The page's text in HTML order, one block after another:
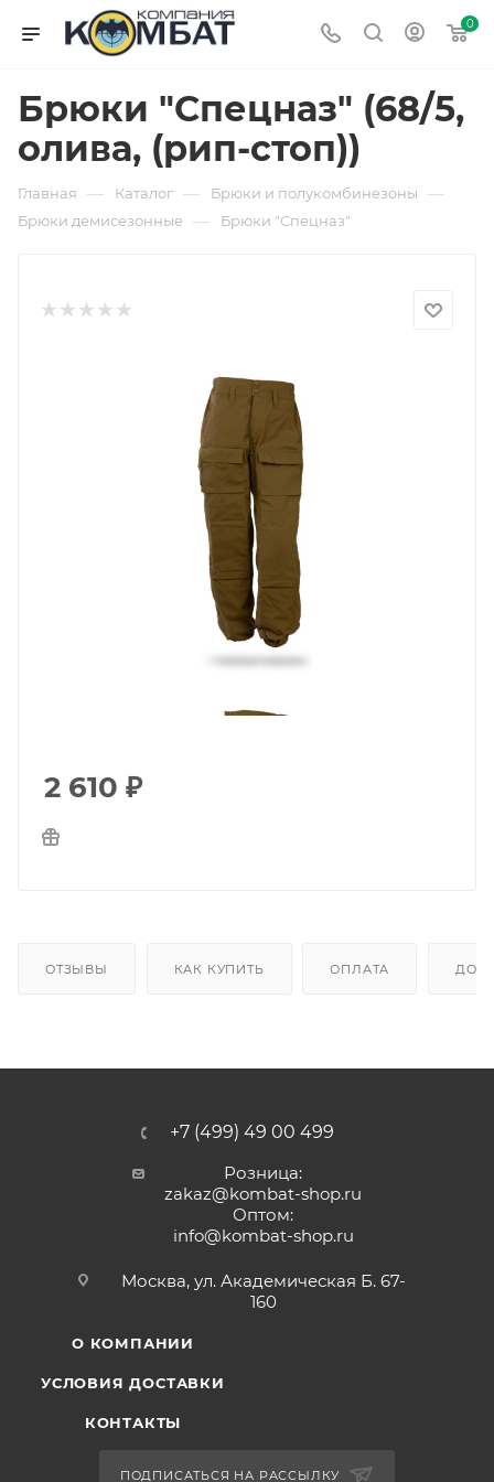
0
Брюки "Спецназ" (68/5,
олива, (рип-стоп))
Главная — Каталог — Брюки и полукомбинезоны —
Брюки демисезонные — Брюки "Спецназ"
2 610 ₽
ОТЗЫВЫ КАК КУПИТЬ ОПЛАТА
+7 (499) 49 00 499
Розница:
zakaz@kombat-shop.ru
Оптом:
info@kombat-shop.ru
Москва, ул. Академическая Б. 67-
160
О КОМПАНИИ
УСЛОВИЯ ДОСТАВКИ
КОНТАКТЫ
ПОДПИСАТЬСЯ НА РАССЫЛКУ